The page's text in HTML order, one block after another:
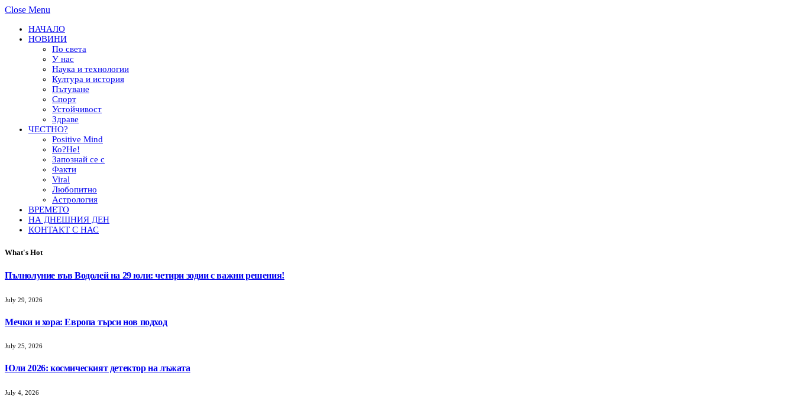
Close Menu
НАЧАЛО
НОВИНИ
По света
У нас
Наука и технологии
Култура и история
Пътуване
Спорт
Устойчивост
Здраве
ЧЕСТНО?
Positive Mind
Ко?Не!
Запознай се с
Факти
Viral
Любопитно
Астрология
ВРЕМЕТО
НА ДНЕШНИЯ ДЕН
КОНТАКТ С НАС
What's Hot
Пълнолуние във Водолей на 29 юли: четири зодии с важни решения!
July 29, 2026
Мечки и хора: Европа търси нов подход
July 25, 2026
Юли 2026: космическият детектор на лъжата
July 4, 2026